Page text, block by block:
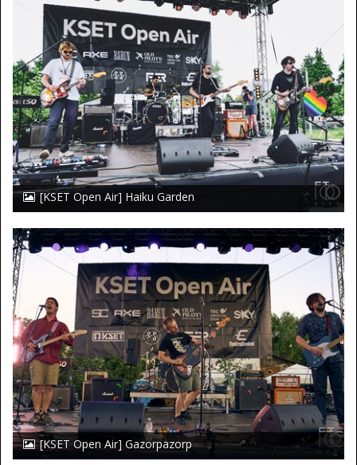
[KSET Open Air] Haiku Garden
[KSET Open Air] Gazorpazorp